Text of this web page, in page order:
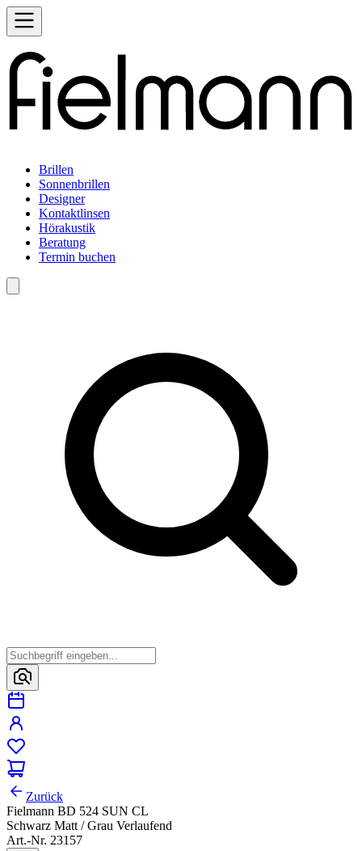
Brillen
Sonnenbrillen
Designer
Kontaktlinsen
Hörakustik
Beratung
Termin buchen
Zurück
Fielmann BD 524 SUN CL
Schwarz Matt / Grau Verlaufend
Art.-Nr. 23157